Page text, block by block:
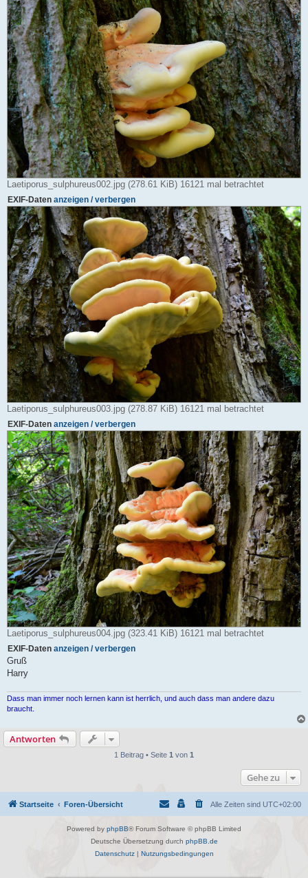
Laetiporus_sulphureus002.jpg (278.61 KiB) 16121 mal betrachtet
EXIF-Daten anzeigen / verbergen
Laetiporus_sulphureus003.jpg (278.87 KiB) 16121 mal betrachtet
EXIF-Daten anzeigen / verbergen
Laetiporus_sulphureus004.jpg (323.41 KiB) 16121 mal betrachtet
EXIF-Daten anzeigen / verbergen
Gruß
Harry
Dass man immer noch lernen kann ist herrlich, und auch dass man andere dazu
braucht.
Antworten
1 Beitrag • Seite 1 von 1
Gehe zu
Startseite Foren-Übersicht Alle Zeiten sind UTC+02:00
Powered by phpBB® Forum Software © phpBB Limited
Deutsche Übersetzung durch phpBB.de
Datenschutz| Nutzungsbedingungen